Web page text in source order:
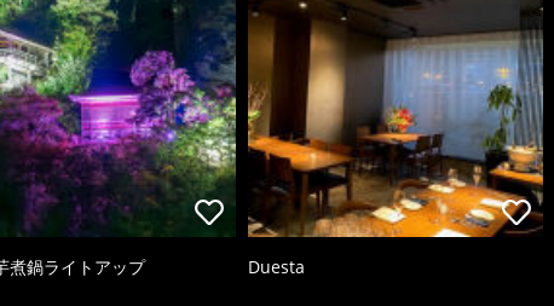
煮鍋ライトアップ Duesta